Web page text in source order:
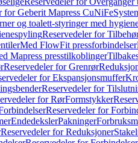
for Geberit Mapress CuNiFe
og toalett-styringer med
Reservedeler for
Med FlowFit pressforbindelser
Mapress presstilkoblinger
Reservedeler for Grenrør
for Ekspansjonsmuffer
Reservedeler for
for RørFormstykker
Reservedeler for
EndedekslerPakninger
Reservedeler for Reduksjoner